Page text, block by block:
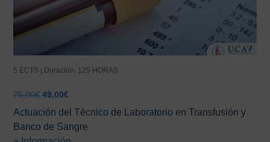
5 ECTS | Duración: 125 HORAS
75,00€ El
precio
original
era:
49,00€El
precio
actual
es:
Actuación del Técnico de Laboratorio en Transfusión y
Banco de Sangre